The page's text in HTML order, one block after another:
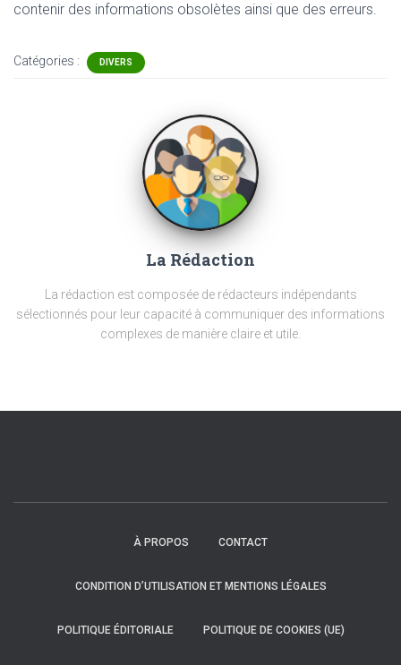
contenir des informations obsolètes ainsi que des erreurs.
Catégories : DIVERS
La Rédaction
La rédaction est composée de rédacteurs indépendants
sélectionnés pour leur capacité à communiquer des informations
complexes de manière claire et utile.
À PROPOS CONTACT
CONDITION D’UTILISATION ET MENTIONS LÉGALES
POLITIQUE ÉDITORIALE POLITIQUE DE COOKIES (UE)